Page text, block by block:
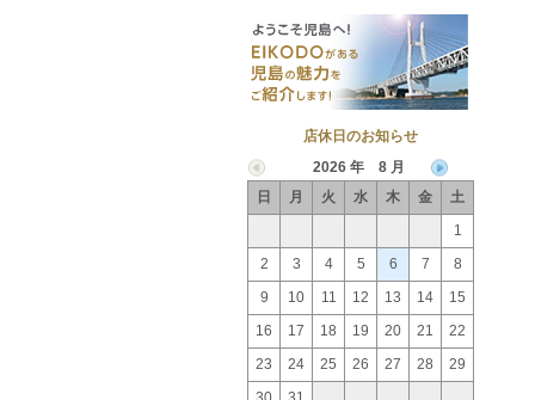
店休日のお知らせ
2026 年 8 月
日
月 火 水 木 金
土
1
2
3 4 5 6 7
8
9
10 11 12 13 14
15
16
17 18 19 20 21
22
23
24 25 26 27 28
29